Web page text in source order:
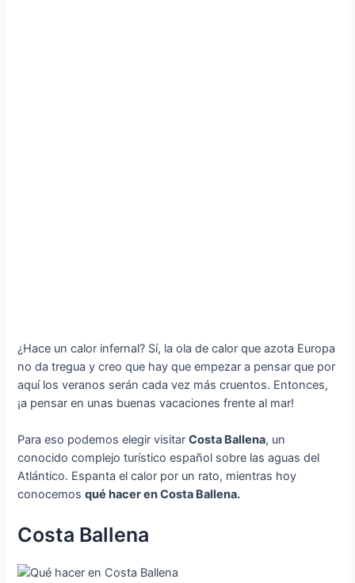
¿Hace un calor infernal? Sí, la ola de calor que azota Europa
no da tregua y creo que hay que empezar a pensar que por
aquí los veranos serán cada vez más cruentos. Entonces,
¡a pensar en unas buenas vacaciones frente al mar!
Para eso podemos elegir visitarCosta Ballena, un
conocido complejo turístico español sobre las aguas del
Atlántico. Espanta el calor por un rato, mientras hoy
conocemosqué hacer en Costa Ballena.
Costa Ballena